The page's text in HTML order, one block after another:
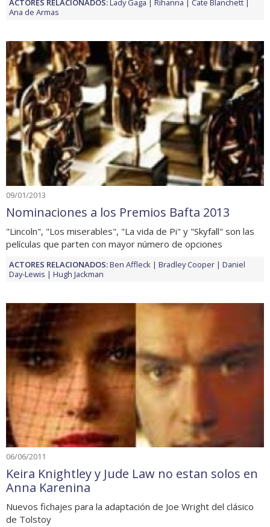
ACTORES RELACIONADOS: Lady Gaga Rihanna
Cate Blanchett
Ana de Armas
09/01/2013
Nominaciones a los Premios Bafta 2013
"Lincoln", "Los miserables", "La vida de Pi" y "Skyfall" son las
películas que parten con mayor número de opciones
ACTORES RELACIONADOS:Ben Affleck Bradley Cooper
Daniel
Day-Lewis
Hugh Jackman
06/06/2011
Keira Knightley y Jude Law no estan solos en
Anna Karenina
Nuevos fichajes para la adaptación de Joe Wright del clásico
de Tolstoy